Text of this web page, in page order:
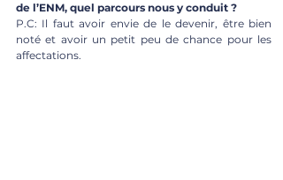
de l’ENM, quel parcours nous y conduit ?
P.C: Il faut avoir envie de le devenir, être bien
noté et avoir un petit peu de chance pour les
affectations.